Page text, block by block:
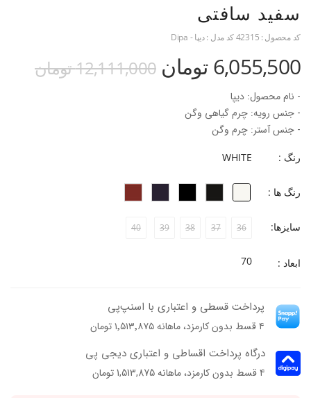
سفید سافتی
کد محصول : 42315کد مدل :دیپا - Dipa
6,055,500 تومان 12,111,000 تومان
- نام محصول: دیپا
- جنس رویه: چرم گیاهی وگن
- جنس آستر: چرم وگن
- جنس پاشنه: چوب
- ارتفاع پاشنه: ۶ سانتی‌متر
- فرم قالب: نوک تیز با پنجه متوسط
رنگ : WHITE
رنگ ها :
سایزها: 36
37
38
39
40
ابعاد : 70
پرداخت قسطی و اعتباری با اسنپ‌پی
۴ قسط بدون کارمزد، ماهانه ۱٬۵۱۳٬۸۷۵ تومان
درگاه پرداخت اقساطی و اعتباری دیجی پی
۴ قسط بدون کارمزد، ماهانه 1,513,875 تومان